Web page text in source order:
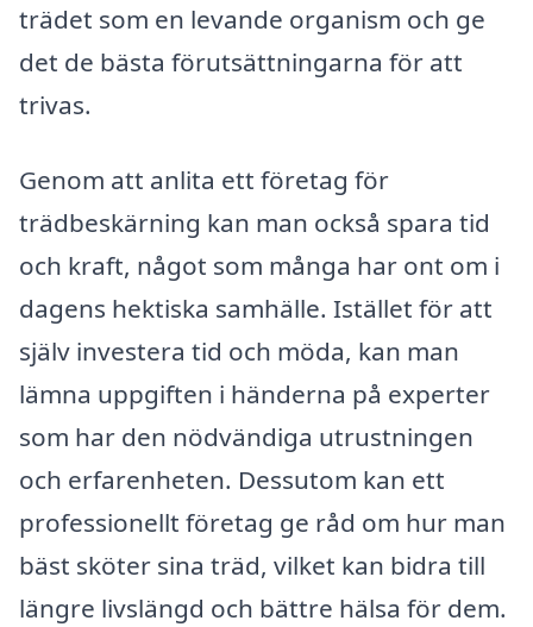
trädet som en levande organism och ge
det de bästa förutsättningarna för att
trivas.
Genom att anlita ett företag för
trädbeskärning kan man också spara tid
och kraft, något som många har ont om i
dagens hektiska samhälle. Istället för att
själv investera tid och möda, kan man
lämna uppgiften i händerna på experter
som har den nödvändiga utrustningen
och erfarenheten. Dessutom kan ett
professionellt företag ge råd om hur man
bäst sköter sina träd, vilket kan bidra till
längre livslängd och bättre hälsa för dem.